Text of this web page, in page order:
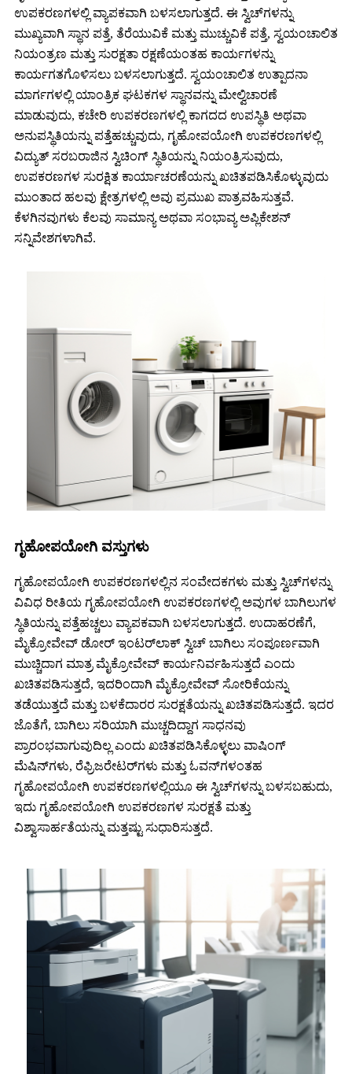
ಉಪಕರಣಗಳಲ್ಲಿ ವ್ಯಾಪಕವಾಗಿ ಬಳಸಲಾಗುತ್ತದೆ. ಈ ಸ್ವಿಚ್‌ಗಳನ್ನು
ಮುಖ್ಯವಾಗಿ ಸ್ಥಾನ ಪತ್ತೆ, ತೆರೆಯುವಿಕೆ ಮತ್ತು ಮುಚ್ಚುವಿಕೆ ಪತ್ತೆ, ಸ್ವಯಂಚಾಲಿತ
ನಿಯಂತ್ರಣ ಮತ್ತು ಸುರಕ್ಷತಾ ರಕ್ಷಣೆಯಂತಹ ಕಾರ್ಯಗಳನ್ನು
ಕಾರ್ಯಗತಗೊಳಿಸಲು ಬಳಸಲಾಗುತ್ತದೆ. ಸ್ವಯಂಚಾಲಿತ ಉತ್ಪಾದನಾ
ಮಾರ್ಗಗಳಲ್ಲಿ ಯಾಂತ್ರಿಕ ಘಟಕಗಳ ಸ್ಥಾನವನ್ನು ಮೇಲ್ವಿಚಾರಣೆ
ಮಾಡುವುದು, ಕಚೇರಿ ಉಪಕರಣಗಳಲ್ಲಿ ಕಾಗದದ ಉಪಸ್ಥಿತಿ ಅಥವಾ
ಅನುಪಸ್ಥಿತಿಯನ್ನು ಪತ್ತೆಹಚ್ಚುವುದು, ಗೃಹೋಪಯೋಗಿ ಉಪಕರಣಗಳಲ್ಲಿ
ವಿದ್ಯುತ್ ಸರಬರಾಜಿನ ಸ್ವಿಚಿಂಗ್ ಸ್ಥಿತಿಯನ್ನು ನಿಯಂತ್ರಿಸುವುದು,
ಉಪಕರಣಗಳ ಸುರಕ್ಷಿತ ಕಾರ್ಯಾಚರಣೆಯನ್ನು ಖಚಿತಪಡಿಸಿಕೊಳ್ಳುವುದು
ಮುಂತಾದ ಹಲವು ಕ್ಷೇತ್ರಗಳಲ್ಲಿ ಅವು ಪ್ರಮುಖ ಪಾತ್ರವಹಿಸುತ್ತವೆ.
ಕೆಳಗಿನವುಗಳು ಕೆಲವು ಸಾಮಾನ್ಯ ಅಥವಾ ಸಂಭಾವ್ಯ ಅಪ್ಲಿಕೇಶನ್
ಸನ್ನಿವೇಶಗಳಾಗಿವೆ.
ಗೃಹೋಪಯೋಗಿ ವಸ್ತುಗಳು
ಗೃಹೋಪಯೋಗಿ ಉಪಕರಣಗಳಲ್ಲಿನ ಸಂವೇದಕಗಳು ಮತ್ತು ಸ್ವಿಚ್‌ಗಳನ್ನು
ವಿವಿಧ ರೀತಿಯ ಗೃಹೋಪಯೋಗಿ ಉಪಕರಣಗಳಲ್ಲಿ ಅವುಗಳ ಬಾಗಿಲುಗಳ
ಸ್ಥಿತಿಯನ್ನು ಪತ್ತೆಹಚ್ಚಲು ವ್ಯಾಪಕವಾಗಿ ಬಳಸಲಾಗುತ್ತದೆ. ಉದಾಹರಣೆಗೆ,
ಮೈಕ್ರೋವೇವ್ ಡೋರ್ ಇಂಟರ್‌ಲಾಕ್ ಸ್ವಿಚ್ ಬಾಗಿಲು ಸಂಪೂರ್ಣವಾಗಿ
ಮುಚ್ಚಿದಾಗ ಮಾತ್ರ ಮೈಕ್ರೋವೇವ್ ಕಾರ್ಯನಿರ್ವಹಿಸುತ್ತದೆ ಎಂದು
ಖಚಿತಪಡಿಸುತ್ತದೆ, ಇದರಿಂದಾಗಿ ಮೈಕ್ರೋವೇವ್ ಸೋರಿಕೆಯನ್ನು
ತಡೆಯುತ್ತದೆ ಮತ್ತು ಬಳಕೆದಾರರ ಸುರಕ್ಷತೆಯನ್ನು ಖಚಿತಪಡಿಸುತ್ತದೆ. ಇದರ
ಜೊತೆಗೆ, ಬಾಗಿಲು ಸರಿಯಾಗಿ ಮುಚ್ಚದಿದ್ದಾಗ ಸಾಧನವು
ಪ್ರಾರಂಭವಾಗುವುದಿಲ್ಲ ಎಂದು ಖಚಿತಪಡಿಸಿಕೊಳ್ಳಲು ವಾಷಿಂಗ್
ಮೆಷಿನ್‌ಗಳು, ರೆಫ್ರಿಜರೇಟರ್‌ಗಳು ಮತ್ತು ಓವನ್‌ಗಳಂತಹ
ಗೃಹೋಪಯೋಗಿ ಉಪಕರಣಗಳಲ್ಲಿಯೂ ಈ ಸ್ವಿಚ್‌ಗಳನ್ನು ಬಳಸಬಹುದು,
ಇದು ಗೃಹೋಪಯೋಗಿ ಉಪಕರಣಗಳ ಸುರಕ್ಷತೆ ಮತ್ತು
ವಿಶ್ವಾಸಾರ್ಹತೆಯನ್ನು ಮತ್ತಷ್ಟು ಸುಧಾರಿಸುತ್ತದೆ.